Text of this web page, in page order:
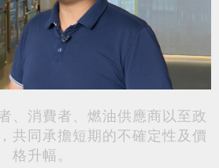
、消費者、燃油供應商以至政
共同承擔短期的不確定性及價
格升幅。